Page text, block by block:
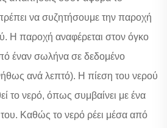
να συζητήσουμε την παροχή
Η παροχή αναφέρεται στον όγκο
έναν σωλήνα σε δεδομένο
ανά λεπτό). Η πίεση του νερού
το νερό, όπως συμβαίνει με ένα
του. Καθώς το νερό ρέει μέσα από